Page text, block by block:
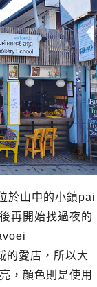
於山中的小鎮pai
再開始找過夜的
的愛店，所以大
，顏色則是使用